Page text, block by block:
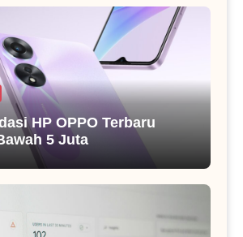
HP OPPO Terbaru
5 Juta